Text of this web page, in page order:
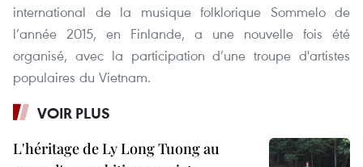
international de la musique folklorique Sommelo de
l’année 2015, en Finlande, a une nouvelle fois été
organisé, avec la participation d’une troupe d'artistes
populaires du Vietnam.
VOIR PLUS
L'héritage de Ly Long Tuong au